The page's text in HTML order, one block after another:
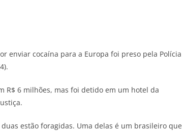
enviar cocaína para a Europa foi preso pela Polícia
R$ 6 milhões, mas foi detido em um hotel da
estão foragidas. Uma delas é um brasileiro que